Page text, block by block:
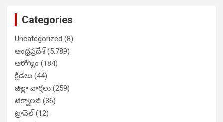
Categories
Uncategorized (8)
ఆంధ్రప్రదేశ్(5,789)
ఆరోగ్యం (184)
క్రీడలు (44)
జిల్లా వార్తలు (259)
టెక్నాలజీ (36)
ట్రావెల్(12)